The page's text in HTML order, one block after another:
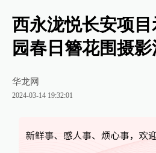
西永泷悦长安项
园春日簪花围摄
华龙网
2024-03-14 19:32:01